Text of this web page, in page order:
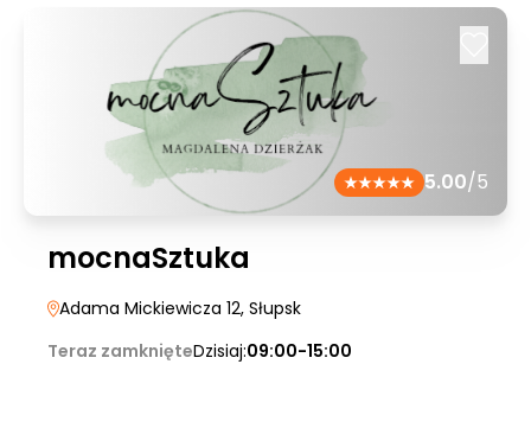
5.00/5
mocnaSztuka
Adama Mickiewicza 12, Słupsk
Teraz zamknięteDzisiaj:09:00-15:00